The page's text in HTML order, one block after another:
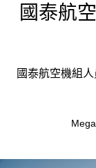
國泰航
國泰航空機組